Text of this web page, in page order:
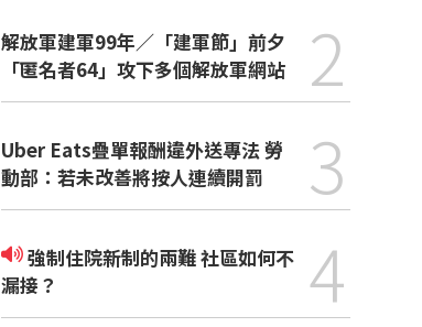
解放軍建軍99年／「建軍節」前夕
「匿名者64」攻下多個解放軍網站
2
Uber Eats疊單報酬違外送專法 勞
動部：若未改善將按人連續開罰
3
強制住院新制的兩難 社區如何不
漏接？
4